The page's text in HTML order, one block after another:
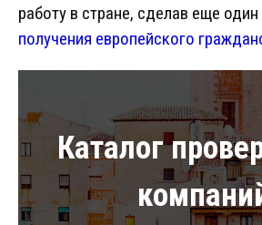
работу в стране, сделав еще один
получения европейского
Каталог